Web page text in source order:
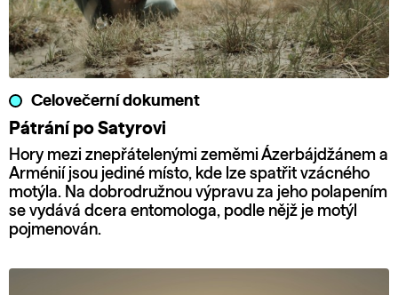
Celovečerní dokument
Pátrání po Satyrovi
Hory mezi znepřátelenými zeměmi Ázerbájdžánem a
Arménií jsou jediné místo, kde lze spatřit vzácného
motýla. Na dobrodružnou výpravu za jeho polapením
se vydává dcera entomologa, podle nějž je motýl
pojmenován.